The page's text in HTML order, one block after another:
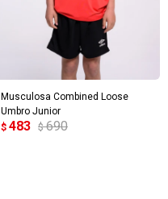
Musculosa Combined Loose
Umbro Junior
$ 483 $ 690